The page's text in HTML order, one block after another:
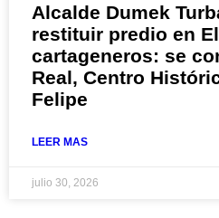
Alcalde Dumek
restituir predio en
cartageneros: se
Real, Centro
Felipe
LEER MAS
julio 30, 2026